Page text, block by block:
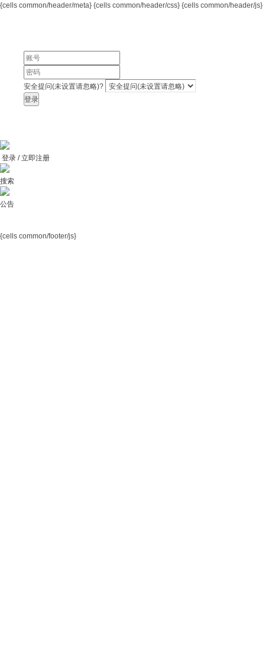
{cells common/header/meta} {cells common/header/css} {cells common/header/js}
安全提问(未设置请忽略)?
登录
登录 / 立即注册
搜索
公告
{cells common/footer/js}